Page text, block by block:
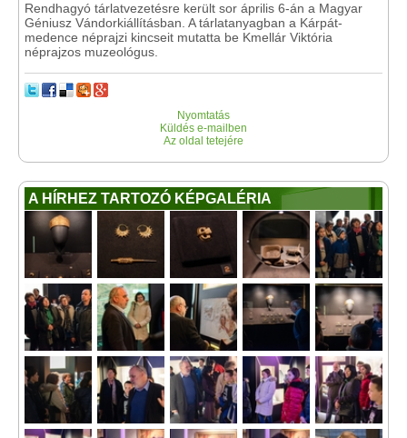
Rendhagyó tárlatvezetésre került sor április 6-án a Magyar
Géniusz Vándorkiállításban. A tárlatanyagban a Kárpát-
medence néprajzi kincseit mutatta be Kmellár Viktória
néprajzos muzeológus.
Nyomtatás
Küldés e-mailben
Az oldal tetejére
A HÍRHEZ TARTOZÓ KÉPGALÉRIA